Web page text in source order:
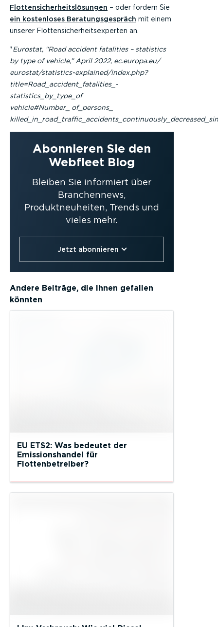
Flottensicherheitslösungen – oder fordern Sie
ein kostenloses Beratungsgespräch mit einem
unserer Flottensicherheitsexperten an.
*Eurostat, “Road accident fatalities – statistics
by type of vehicle,” April 2022, ec.europa.eu/
eurostat/statistics-explained/index.php?
title=Road_accident_fatalities_-
statistics_by_type_of
vehicle#Number_ of_persons_
Abonnieren Sie den
Webfleet Blog
Bleiben Sie informiert über
Branchennews,
Produktneuheiten, Trends und
vieles mehr.
Jetzt abonnieren
Andere Beiträge, die Ihnen gefallen
könnten
EU ETS2: Was bedeutet der
Emissionshandel für
Flottenbetreiber?